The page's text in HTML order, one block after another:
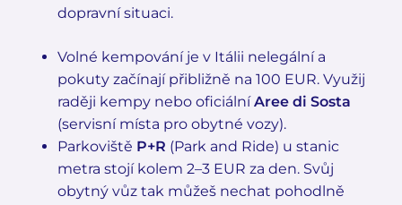
dopravní situaci.
Volné kempování je v Itálii nelegální a
pokuty začínají přibližně na 100 EUR. Využij
raději kempy nebo oficiálníAree di Sosta
(servisní místa pro obytné vozy).
Parkoviště P+R (Park and Ride) u stanic
metra stojí kolem 2–3 EUR za den. Svůj
obytný vůz tak můžeš nechat pohodlně